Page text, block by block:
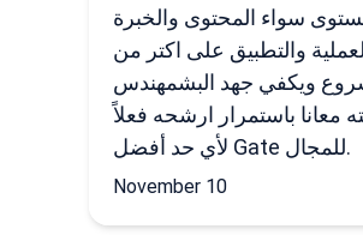
سواء المحتوى والخبرة
والتطبيق على اكتر من
ويكفي جهد البشمهندس
معانا باستمرار ارشحه فعلاً
لأي حد أفضل Gate للمجال.
November 10